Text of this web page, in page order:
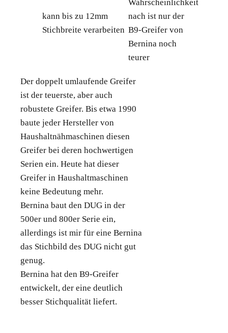
kann bis zu 12mm
Stichbreite verarbeiten
Wahrscheinlichkeit
nach ist nur der
B9-Greifer von
Bernina noch
teurer
Der doppelt umlaufende Greifer
ist der teuerste, aber auch
robustete Greifer. Bis etwa 1990
baute jeder Hersteller von
Haushaltnähmaschinen diesen
Greifer bei deren hochwertigen
Serien ein. Heute hat dieser
Greifer in Haushaltmaschinen
keine Bedeutung mehr.
Bernina baut den DUG in der
500er und 800er Serie ein,
allerdings ist mir für eine Bernina
das Stichbild des DUG nicht gut
genug.
Bernina hat den B9-Greifer
entwickelt, der eine deutlich
besser Stichqualität liefert.